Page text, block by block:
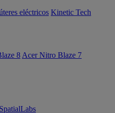
eléctricos Kinetic Tech
8 Acer Nitro Blaze 7